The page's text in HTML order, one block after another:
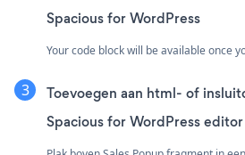
Spacious for WordPress
Your code block will be available once
Toevoegen aan html- of
Spacious for WordPress editor